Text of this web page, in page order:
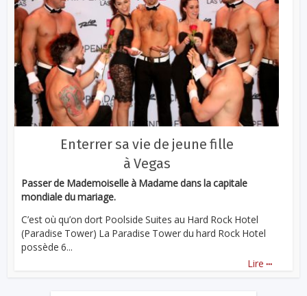
Enterrer sa vie de jeune fille
à Vegas
Passer de Mademoiselle à Madame dans la capitale
mondiale du mariage.
C’est où qu’on dort Poolside Suites au Hard Rock Hotel
(Paradise Tower) La Paradise Tower du hard Rock Hotel
possède 6...
Lire ...